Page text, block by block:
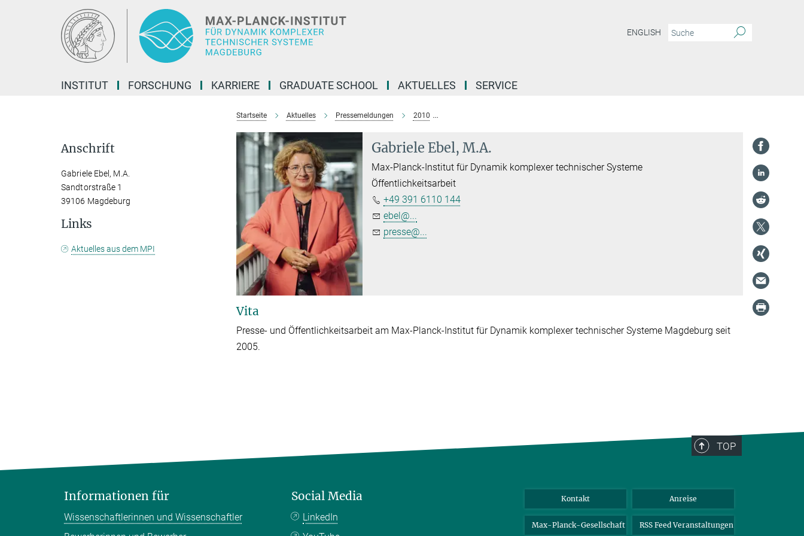
ENGLISH
INSTITUT FORSCHUNG KARRIERE GRADUATE SCHOOL AKTUELLES SERVICE
Startseite Aktuelles Pressemeldungen 2010
Gabriele Ebel, M.A.
Max-Planck-Institut für Dynamik komplexer technischer Systeme
Öffentlichkeitsarbeit
+49 391 6110 144
ebel@...
presse@...
Vita
Presse- und Öffentlichkeitsarbeit am Max-Planck-Institut für Dynamik komplexer technischer Systeme Magdeburg seit
2005.
Anschrift
Gabriele Ebel, M.A.
Sandtorstraße 1
39106 Magdeburg
Links
Aktuelles aus dem MPI
TOP
Informationen für
Wissenschaftlerinnen und Wissenschaftler
Social Media
LinkedIn
Kontakt Anreise
Max-Planck-Gesellschaft RSS Feed Veranstaltungen